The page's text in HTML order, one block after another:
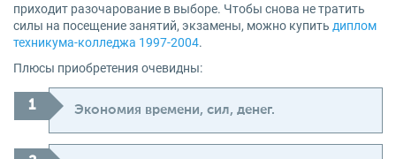
приходит разочарование в выборе. Чтобы снова не тратить
силы на посещение занятий, экзамены, можно купить диплом
техникума-колледжа 1997-2004.
Плюсы приобретения очевидны:
Экономия времени, сил, денег.